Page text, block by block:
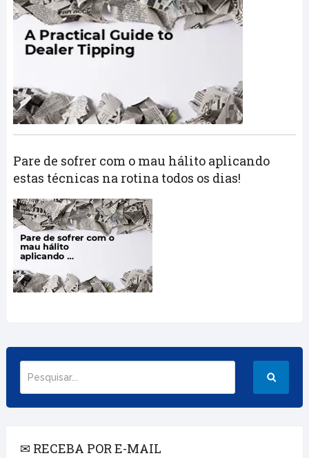
Pare de sofrer com o mau hálito aplicando
estas técnicas na rotina todos os dias!
✉ RECEBA POR E-MAIL